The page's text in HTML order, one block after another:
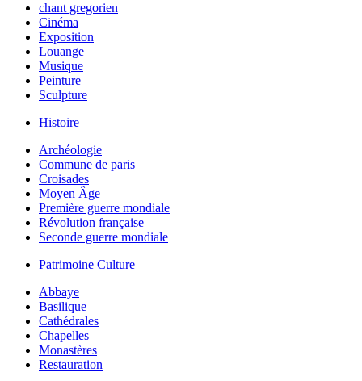
chant gregorien
Cinéma
Exposition
Louange
Musique
Peinture
Sculpture
Histoire
Archéologie
Commune de paris
Croisades
Moyen Âge
Première guerre mondiale
Révolution française
Seconde guerre mondiale
Patrimoine Culture
Abbaye
Basilique
Cathédrales
Chapelles
Monastères
Restauration